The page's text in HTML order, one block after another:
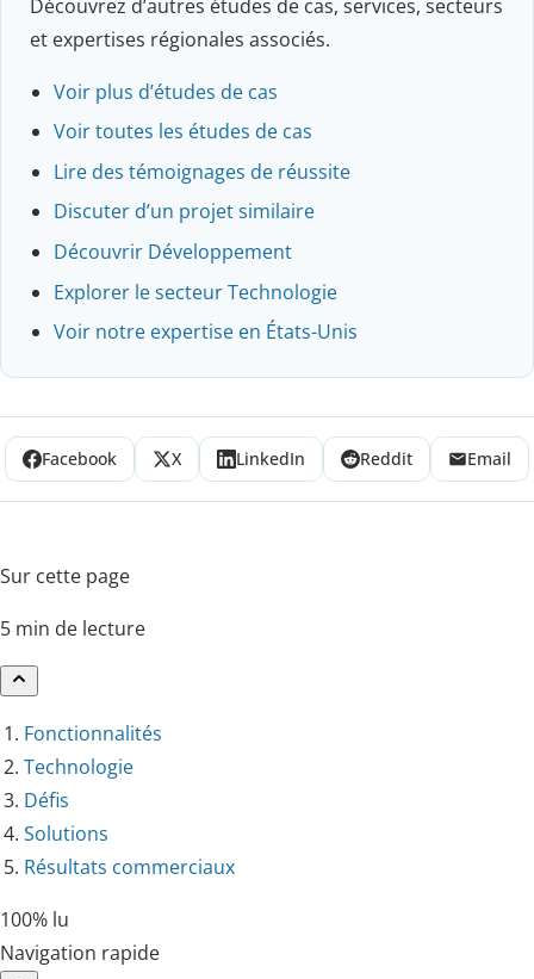
Découvrez d’autres études de cas, services, secteurs
et expertises régionales associés.
Voir plus d’études de cas
Voir toutes les études de cas
Lire des témoignages de réussite
Discuter d’un projet similaire
Découvrir Développement
Explorer le secteur Technologie
Voir notre expertise en États-Unis
Facebook X LinkedIn Reddit Email
Sur cette page
5 min de lecture
Fonctionnalités
Technologie
Défis
Solutions
Résultats commerciaux
100% lu
Navigation rapide